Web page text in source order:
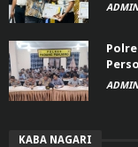
KABA NAGARI